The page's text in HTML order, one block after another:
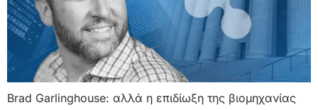
Brad Garlinghouse: αλλά η επιδίωξη της βιομηχανίας